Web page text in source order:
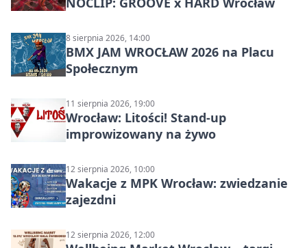
8 sierpnia 2026, 14:00
BMX JAM WROCŁAW 2026 na Placu
Społecznym
11 sierpnia 2026, 19:00
Wrocław: Litości! Stand-up
improwizowany na żywo
12 sierpnia 2026, 10:00
Wakacje z MPK Wrocław: zwiedzanie
zajezdni
12 sierpnia 2026, 12:00